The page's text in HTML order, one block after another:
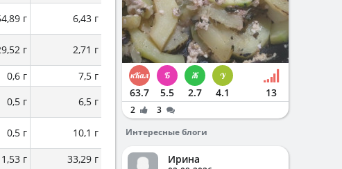
г
6,43 г
г
2,71 г
0,6 г
7,5 г
0,5 г
6,5 г
0,5 г
10,1 г
1,53 г
33,29 г
63.7 5.5 2.7 4.1 13
2
3
Интересные блоги
Ирина